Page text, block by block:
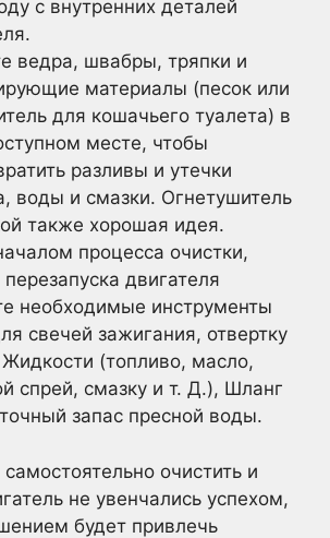
с внутренних деталей
ведра, швабры, тряпки и
материалы (песок или
для кошачьего туалета) в
месте, чтобы
разливы и утечки
воды и смазки. Огнетушитель
также хорошая идея.
процесса очистки,
двигателя
необходимые инструменты
свечей зажигания, отвертку
(топливо, масло,
спрей, смазку и т. Д.), Шланг
запас пресной воды.
очистить и
не увенчались успехом,
будет привлечь